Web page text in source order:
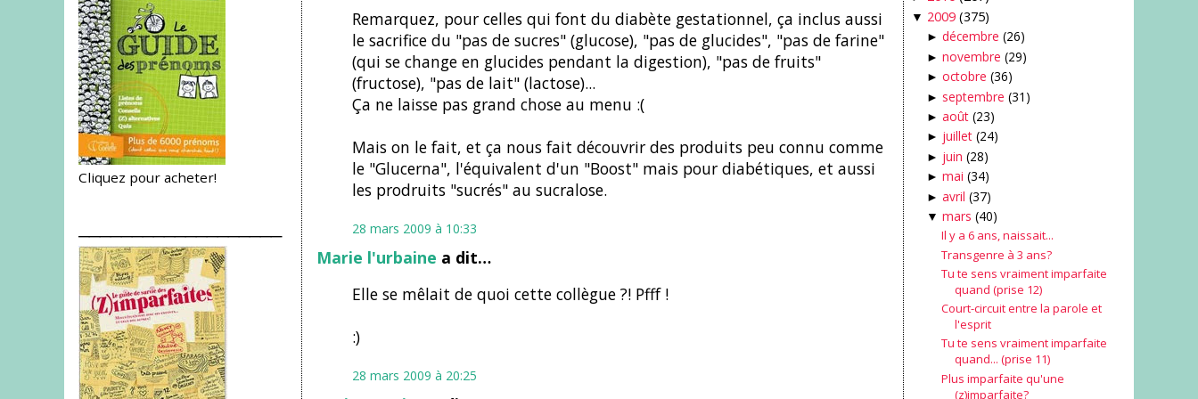
Cliquez pour acheter!
Remarquez, pour celles qui font du diabète gestationnel, ça inclus aussi
le sacrifice du "pas de sucres" (glucose), "pas de glucides", "pas de farine"
(qui se change en glucides pendant la digestion), "pas de fruits"
(fructose), "pas de lait" (lactose)...
Ça ne laisse pas grand chose au menu :(
Mais on le fait, et ça nous fait découvrir des produits peu connu comme
le "Glucerna", l'équivalent d'un "Boost" mais pour diabétiques, et aussi
les prodruits "sucrés" au sucralose.
28 mars 2009 à 10:33
Marie l'urbaine a dit…
Elle se mêlait de quoi cette collègue ?! Pfff !
:)
28 mars 2009 à 20:25
▼ 2009 (375)
► décembre (26)
► novembre (29)
► octobre (36)
► septembre (31)
► août (23)
► juillet (24)
► juin (28)
► mai (34)
► avril (37)
▼ mars (40)
Il y a 6 ans, naissait...
Transgenre à 3 ans?
Tu te sens vraiment imparfaite
quand (prise 12)
Court-circuit entre la parole et
l'esprit
Tu te sens vraiment imparfaite
quand... (prise 11)
Plus imparfaite qu'une
(z)imparfaite?